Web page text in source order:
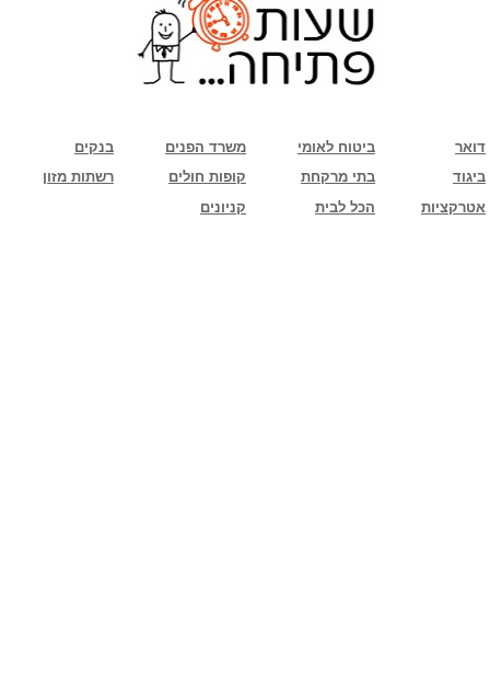
בנקים משרד הפנים ביטוח לאומי
דואר
רשתות מזון
קופות חולים בתי מרקחת
ביגוד
קניונים
הכל לבית אטרקציות